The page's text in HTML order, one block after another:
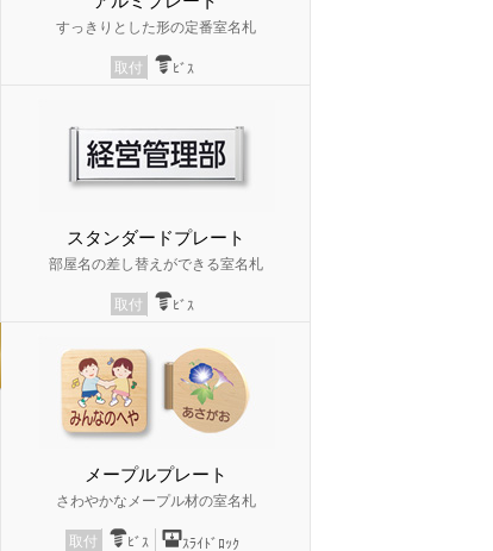
すっきりとした形の定番室名札
取付 ﾋﾞｽ
スタンダードプレート
部屋名の差し替えができる室名札
取付 ﾋﾞｽ
メープルプレート
さわやかなメープル材の室名札
取付 ﾋﾞｽ ｽﾗｲﾄﾞﾛｯｸ